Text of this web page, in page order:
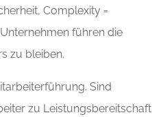
Complexity =
führen die
zu bleiben.
Sind
zu Leistungsbereitschaft